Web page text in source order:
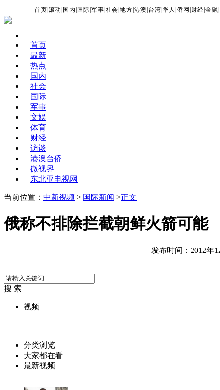
首页 |滚动 国内 国际 |军事 |社会 |地方 |港澳 台湾 |华人 |侨网 财经 |金融 |
首页
最新
热点
国内
社会
国际
军事
文娱
体育
财经
访谈
港澳台侨
微视界
东北亚电视网
当前位置： 中新视频 > 国际新闻 >正文
俄称不排除拦截朝鲜火箭可能
发布时间：2012年
搜 索
视频
分类浏览
大家都在看
最新视频